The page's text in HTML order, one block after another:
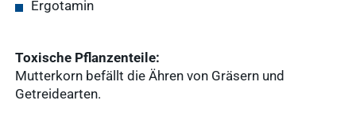
Ergotamin
Toxische Pflanzenteile:
Mutterkorn befällt die Ähren von Gräsern und
Getreidearten.